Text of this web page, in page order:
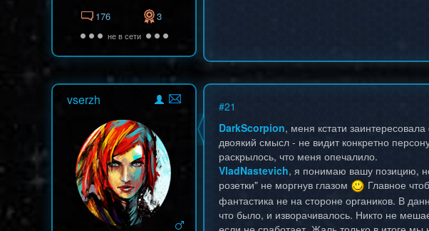
176 3
не в сети
vserzh #21
DarkScorpion, меня кстати
двоякий смысл - не видит конкретно
раскрылось, что меня опечалило.
VladNastevich, я понимаю вашу позицию,
розетки" не моргнув глазом
Главное
фантастика не на стороне органиков. В
что было, и изворачивалось. Никто не